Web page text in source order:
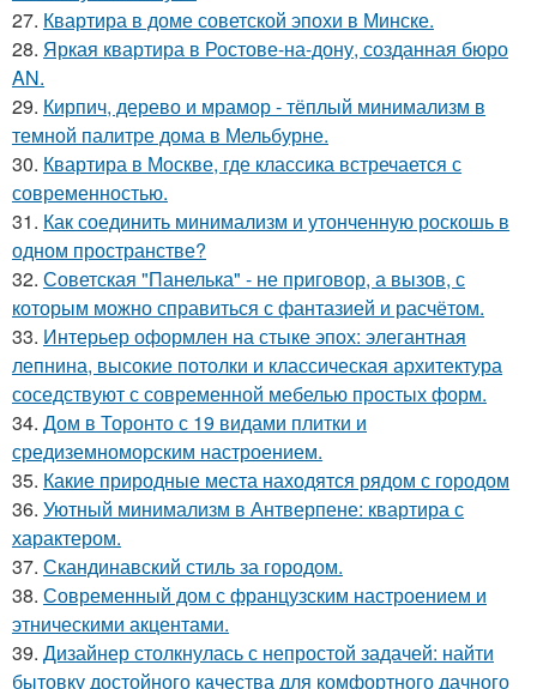
27. Квартира в доме советской эпохи в Минске.
28. Яркая квартира в Ростове-на-дону, созданная бюро
AN.
29. Кирпич, дерево и мрамор - тёплый минимализм в
темной палитре дома в Мельбурне.
30. Квартира в Москве, где классика встречается с
современностью.
31. Как соединить минимализм и утонченную роскошь в
одном пространстве?
32. Советская "Панелька" - не приговор, а вызов, с
которым можно справиться с фантазией и расчётом.
33. Интерьер оформлен на стыке эпох: элегантная
лепнина, высокие потолки и классическая архитектура
соседствуют с современной мебелью простых форм.
34. Дом в Торонто с 19 видами плитки и
средиземноморским настроением.
35. Какие природные места находятся рядом с городом
36. Уютный минимализм в Антверпене: квартира с
характером.
37. Скандинавский стиль за городом.
38. Современный дом с французским настроением и
этническими акцентами.
39. Дизайнер столкнулась с непростой задачей: найти
бытовку достойного качества для комфортного дачного